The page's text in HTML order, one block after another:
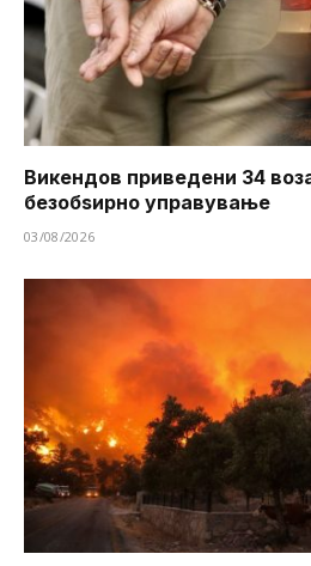
Викендов приведени 34
безобѕирно управување
03/08/2026